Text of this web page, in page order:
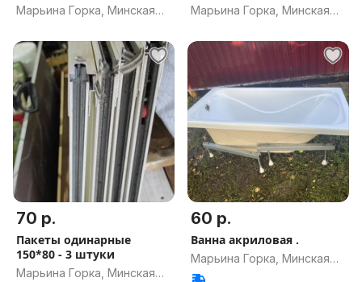
Марьина Горка, Минская
Марьина Горка, Минская
70 р.
Пакеты одинарные
150*80 - 3 штуки
Марьина Горка, Минская
60 р.
Ванна акриловая .
Марьина Горка, Минская
обл.